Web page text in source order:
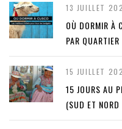
13 JUILLET
OÙ DORMIR À
PAR
15 JUILLET
15 JOURS AU
(SUD ET